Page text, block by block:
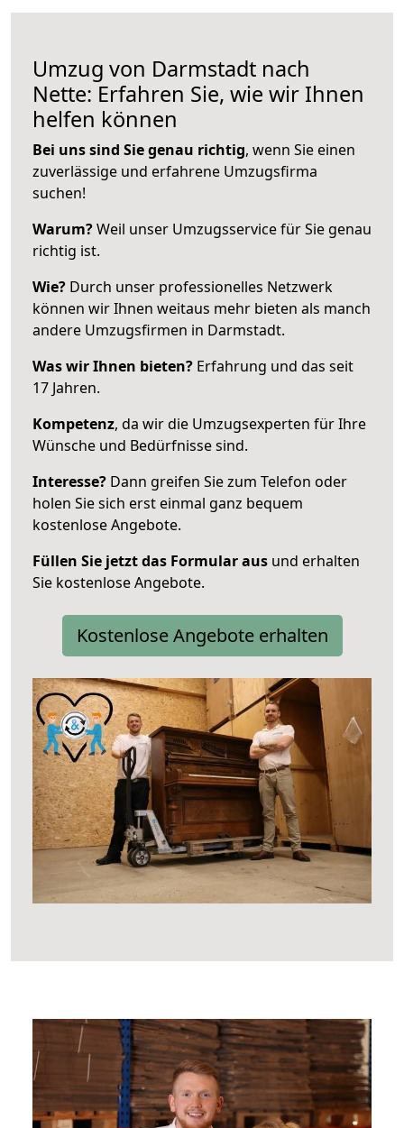
Umzug von Darmstadt nach
Nette: Erfahren Sie, wie wir Ihnen
helfen können
Bei uns sind Sie genau richtig, wenn Sie einen
zuverlässige und erfahrene Umzugsfirma
suchen!
Warum?Weil unser Umzugsservice für Sie genau
richtig ist.
Wie? Durch unser professionelles Netzwerk
können wir Ihnen weitaus mehr bieten als manch
andere Umzugsfirmen in Darmstadt.
Was wir Ihnen bieten? Erfahrung und das seit
17 Jahren.
Kompetenz, da wir die Umzugsexperten für Ihre
Wünsche und Bedürfnisse sind.
Interesse? Dann greifen Sie zum Telefon oder
holen Sie sich erst einmal ganz bequem
kostenlose Angebote.
Füllen Sie jetzt das Formular aus und erhalten
Sie kostenlose Angebote.
Kostenlose Angebote erhalten